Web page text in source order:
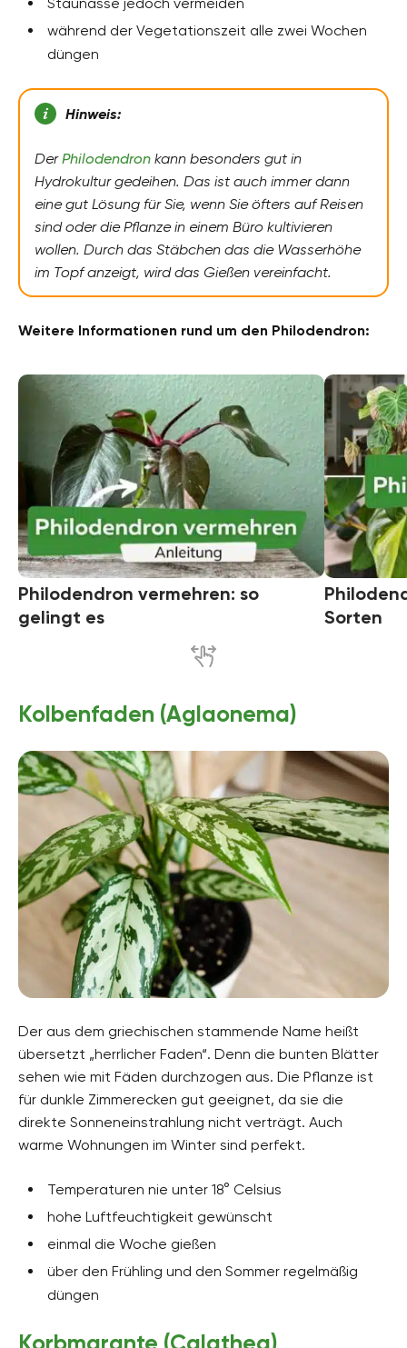
während der Vegetationszeit alle zwei Wochen
düngen
Hinweis:
DerPhilodendron kann besonders gut in
Hydrokultur gedeihen. Das ist auch immer dann
eine gut Lösung für Sie, wenn Sie öfters auf Reisen
sind oder die Pflanze in einem Büro kultivieren
wollen. Durch das Stäbchen das die Wasserhöhe
im Topf anzeigt, wird das Gießen vereinfacht.
Weitere Informationen rund um den Philodendron:
Philodendron vermehren: so
gelingt es
Sorten
Kolbenfaden (Aglaonema)
Der aus dem griechischen stammende Name heißt
übersetzt „herrlicher Faden“. Denn die bunten Blätter
sehen wie mit Fäden durchzogen aus. Die Pflanze ist
für dunkle Zimmerecken gut geeignet, da sie die
direkte Sonneneinstrahlung nicht verträgt. Auch
warme Wohnungen im Winter sind perfekt.
Temperaturen nie unter 18° Celsius
hohe Luftfeuchtigkeit gewünscht
einmal die Woche gießen
über den Frühling und den Sommer regelmäßig
düngen